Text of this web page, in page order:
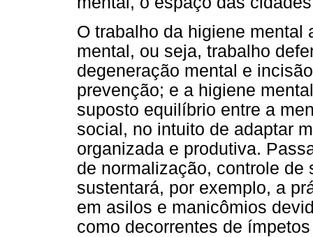
O trabalho da higiene mental
mental, ou seja, trabalho
degeneração mental e
prevenção; e a higiene
suposto equilíbrio entre a
social, no intuito de adaptar
organizada e produtiva.
de normalização, controle
sustentará, por exemplo, a
em asilos e manicômios
como decorrentes de